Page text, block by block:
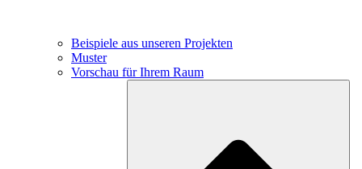
Beispiele aus unseren Projekten
Muster
Vorschau für Ihrem Raum